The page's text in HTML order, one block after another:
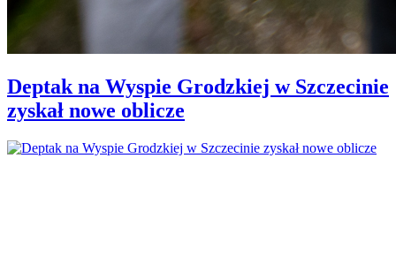
Deptak na Wyspie Grodzkiej w Szczecinie
zyskał nowe oblicze